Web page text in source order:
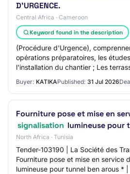
D’URGENCE.
Central Africa · Cameroon
Keyword found in the description
(Procédure d'Urgence),
opérations préparatoires, les
l'installation du chantier ; Les
Buyer: KATIKAPublished: 31 Jul 2026
Fourniture pose et mise en
signalisation lumineuse pour
North Africa · Tunisia
Tender-103190 | La Société des
Fourniture pose et mise en service
lumineuse pour tunnel ben arous *